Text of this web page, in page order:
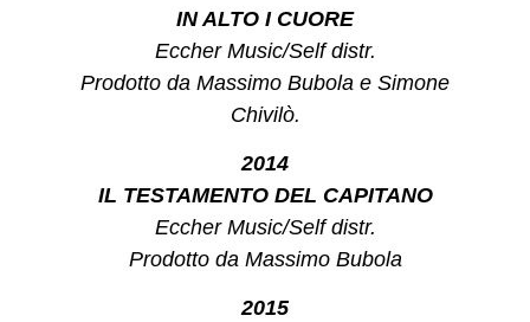
IN ALTO I CUORE
Eccher Music/Self distr.
Prodotto da Massimo Bubola e Simone
Chivilò.
2014
IL TESTAMENTO DEL CAPITANO
Eccher Music/Self distr.
Prodotto da Massimo Bubola
2015